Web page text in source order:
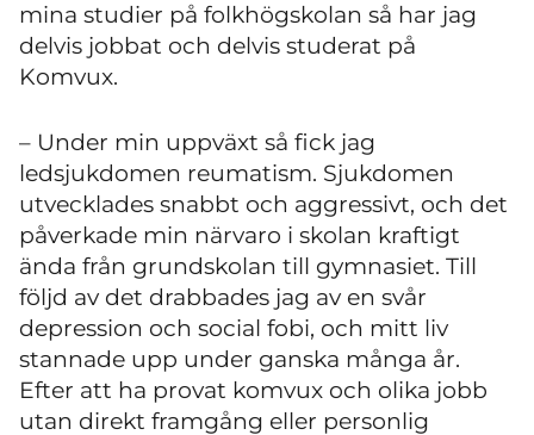
mina studier på folkhögskolan så har jag
delvis jobbat och delvis studerat på
Komvux.
– Under min uppväxt så fick jag
ledsjukdomen reumatism. Sjukdomen
utvecklades snabbt och aggressivt, och det
påverkade min närvaro i skolan kraftigt
ända från grundskolan till gymnasiet. Till
följd av det drabbades jag av en svår
depression och social fobi, och mitt liv
stannade upp under ganska många år.
Efter att ha provat komvux och olika jobb
utan direkt framgång eller personlig